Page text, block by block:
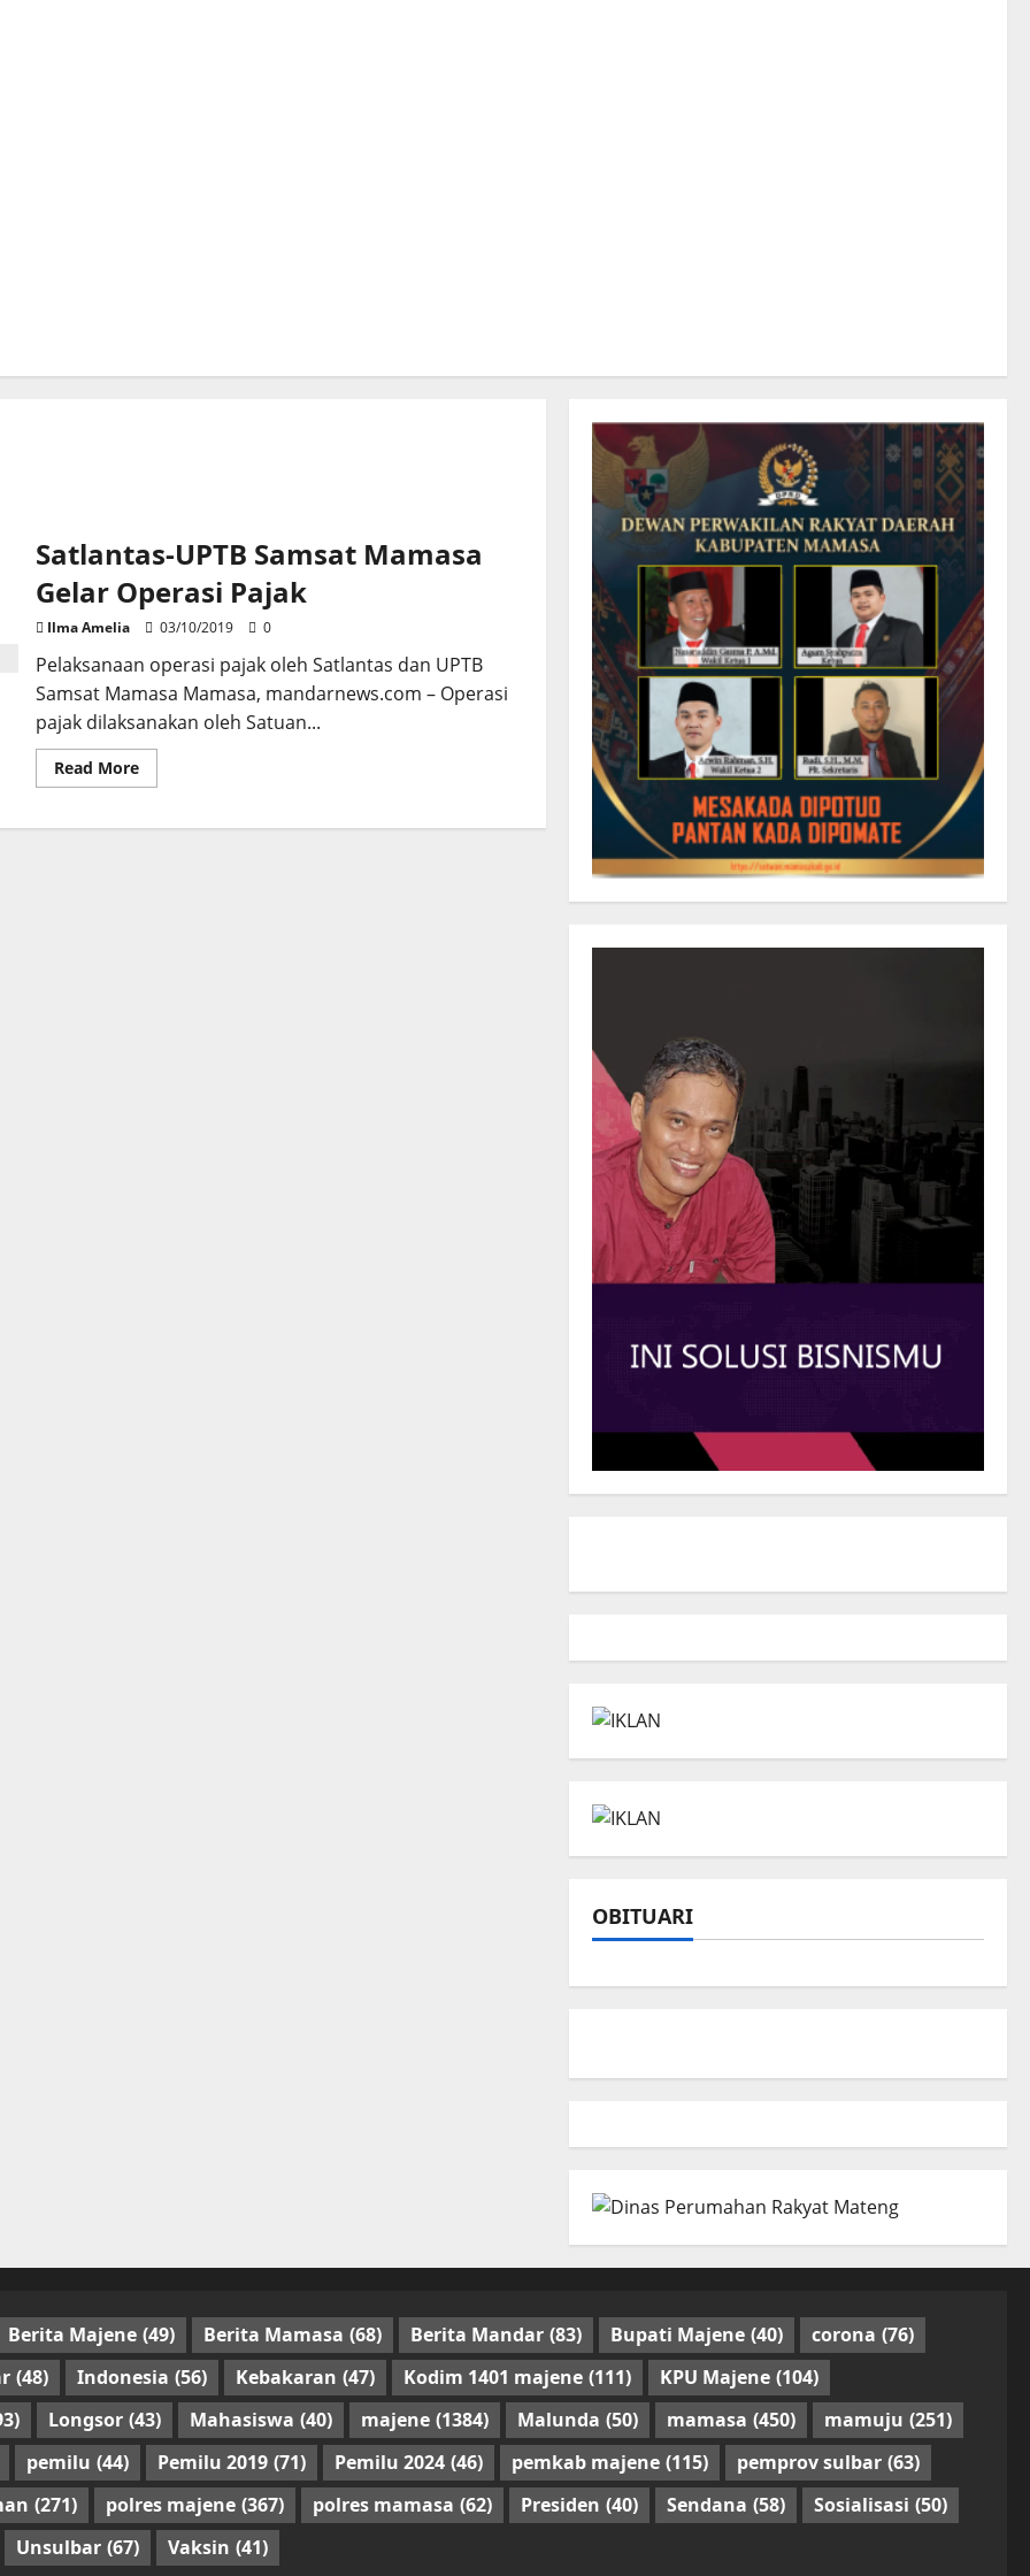
Satlantas-UPTB Samsat Mamasa
Gelar Operasi Pajak
Ilma Amelia 03/10/2019 0
Pelaksanaan operasi pajak oleh Satlantas dan UPTB
Samsat Mamasa Mamasa, mandarnews.com – Operasi
pajak dilaksanakan oleh Satuan...
Read MoreRead
more
UPTB
OBITUARI
Berita Majene (49) Berita Mamasa (68) Berita Mandar (83) Bupati Majene (40) corona (76)
(48) Indonesia (56) Kebakaran (47) Kodim 1401 majene (111) KPU Majene (104)
Longsor (43) Mahasiswa (40) majene (1384) Malunda (50) mamasa (450) mamuju (251)
pemilu (44) Pemilu 2019 (71) Pemilu 2024 (46) pemkab majene (115) pemprov sulbar (63)
(271) polres majene (367) polres mamasa (62) Presiden (40) Sendana (58) Sosialisasi (50)
Unsulbar (67) Vaksin (41)